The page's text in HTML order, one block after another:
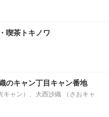
喫茶トキノワ
のキャン丁目キャン番地
キャン）、大西沙織 （さおキャ